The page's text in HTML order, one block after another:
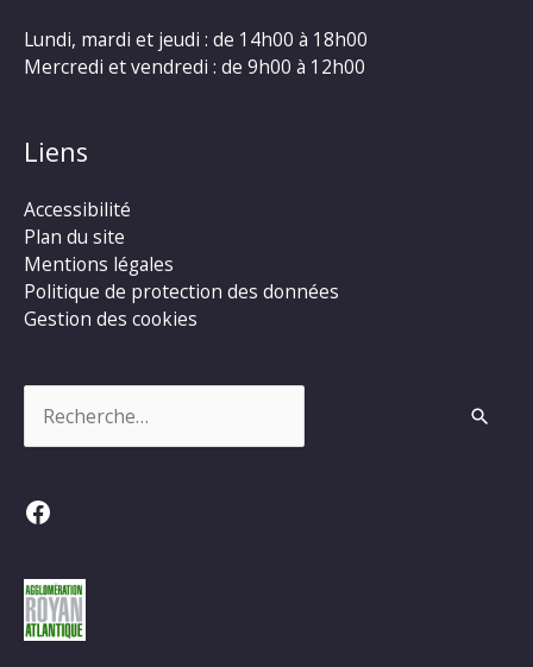
Lundi, mardi et jeudi : de 14h00 à 18h00
Mercredi et vendredi : de 9h00 à 12h00
Liens
Accessibilité
Plan du site
Mentions légales
Politique de protection des données
Gestion des cookies
Facebook